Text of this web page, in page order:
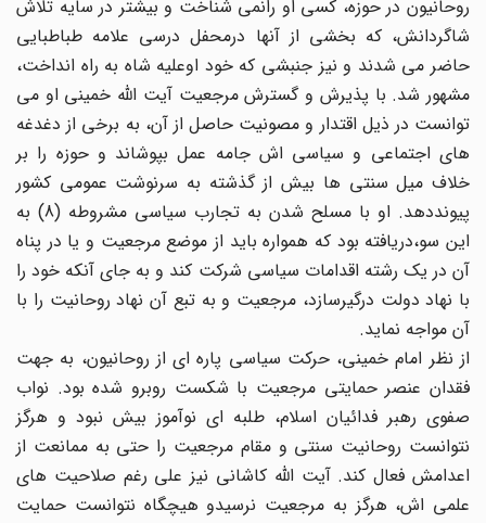
روحانیون در حوزه، کسی او رانمی شناخت و بیشتر در سایه تلاش
شاگردانش، که بخشی از آنها درمحفل درسی علامه طباطبایی
حاضر می شدند و نیز جنبشی که خود اوعلیه شاه به راه انداخت،
مشهور شد. با پذیرش و گسترش مرجعیت آیت الله خمینی او می
توانست در ذیل اقتدار و مصونیت حاصل از آن، به برخی از دغدغه
های اجتماعی و سیاسی اش جامه عمل بپوشاند و حوزه را بر
خلاف میل سنتی ها بیش از گذشته به سرنوشت عمومی کشور
پیونددهد. او با مسلح شدن به تجارب سیاسی مشروطه (8) به
این سو،دریافته بود که همواره باید از موضع مرجعیت و یا در پناه
آن در یک رشته اقدامات سیاسی شرکت کند و به جای آنکه خود را
با نهاد دولت درگیرسازد، مرجعیت و به تبع آن نهاد روحانیت را با
آن مواجه نماید.
از نظر امام خمینی، حرکت سیاسی پاره ای از روحانیون، به جهت
فقدان عنصر حمایتی مرجعیت با شکست روبرو شده بود. نواب
صفوی رهبر فدائیان اسلام، طلبه ای نوآموز بیش نبود و هرگز
نتوانست روحانیت سنتی و مقام مرجعیت را حتی به ممانعت از
اعدامش فعال کند. آیت الله کاشانی نیز علی رغم صلاحیت های
علمی اش، هرگز به مرجعیت نرسیدو هیچگاه نتوانست حمایت